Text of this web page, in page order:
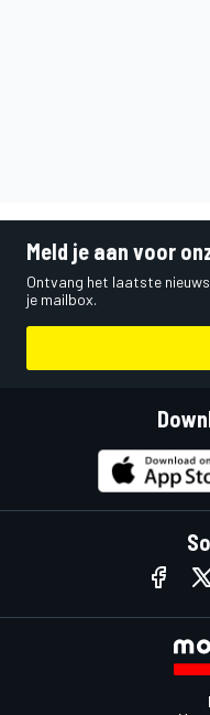
Meld je aan voor
Ontvang het laatste
je mailbox.